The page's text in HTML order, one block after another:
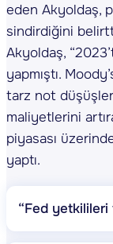
eden Akyoldaş,
sindirdiğini
Akyoldaş,
yapmıştı.
tarz not
maliyetlerini
piyasası üzerinde
yaptı.
“Fed yetkilileri